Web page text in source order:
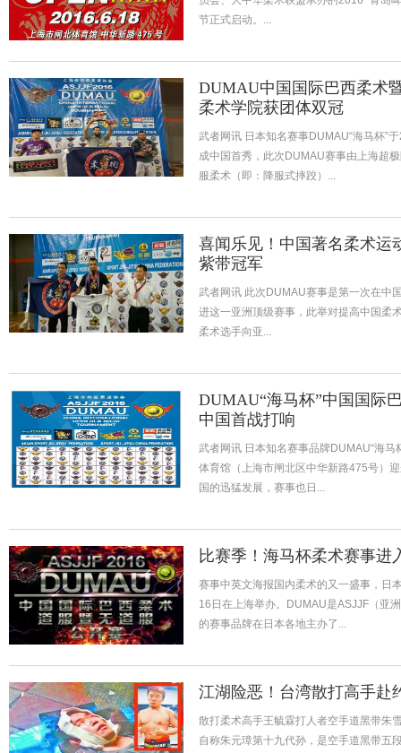
节正式启动。...
DUMAU中国国际巴西柔术
柔术学院获团体双冠
武者网讯 日本知名赛事DUMAU“海马杯”
成中国首秀，此次DUMAU赛事由上海超
服柔术（即：降服式摔跤）...
喜闻乐见！中国著名柔术运
紫带冠军
武者网讯 此次DUMAU赛事是第一次在中
进这一亚洲顶级赛事，此举对提高中国柔
柔术选手向亚...
DUMAU“海马杯”中国国际
中国首战打响
武者网讯 日本知名赛事品牌DUMAU“海
体育馆（上海市闸北区中华新路475号）
国的迅猛发展，赛事也日...
比赛季！海马杯柔术赛事进
赛事中英文海报国内柔术的又一盛事，日
16日在上海举办。DUMAU是ASJJF（亚
的赛事品牌在日本各地主办了...
江湖险恶！台湾散打高手赴
散打柔术高手王毓霖打人者空手道黑带朱
自称朱元璋第十九代孙，是空手道黑带五